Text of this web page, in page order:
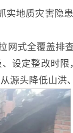
地质灾害隐
网式全覆盖排
设定整改时限
源头降低山洪